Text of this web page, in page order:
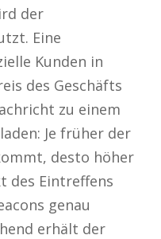
der
Eine
Kunden in
des Geschäfts
zu einem
Je früher der
desto höher
des Eintreffens
genau
erhält der